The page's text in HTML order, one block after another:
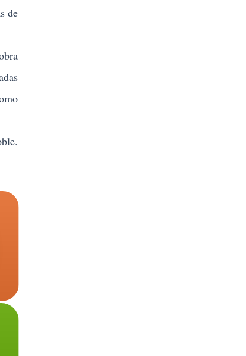
de